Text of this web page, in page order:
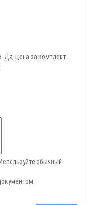
Да, цена за комплект.
обычный